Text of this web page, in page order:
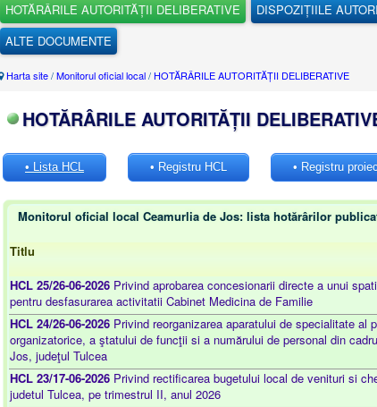
HOTĂRÂRILE AUTORITĂȚII DELIBERATIVE
DISPOZIȚIILE
ALTE DOCUMENTE
Harta site/Monitorul oficial local/ HOTĂRÂRILE AUTORITĂȚII DELIBERATIVE
HOTĂRÂRILE AUTORITĂȚII
• Lista HCL • Registru HCL • Registru
Monitorul oficial local Ceamurlia de Jos: lista hotărârilor
Titlu
HCL 25/26-06-2026 Privind aprobarea concesionarii directe a unui
pentru desfasurarea activitatii Cabinet Medicina de Familie
HCL 24/26-06-2026 Privind reorganizarea aparatului de specialitate al
organizatorice, a ştatului de funcţii si a numărului de personal din
Jos, judeţul Tulcea
HCL 23/17-06-2026 Privind rectificarea bugetului local de venituri si
judetul Tulcea, pe trimestrul II, anul 2026